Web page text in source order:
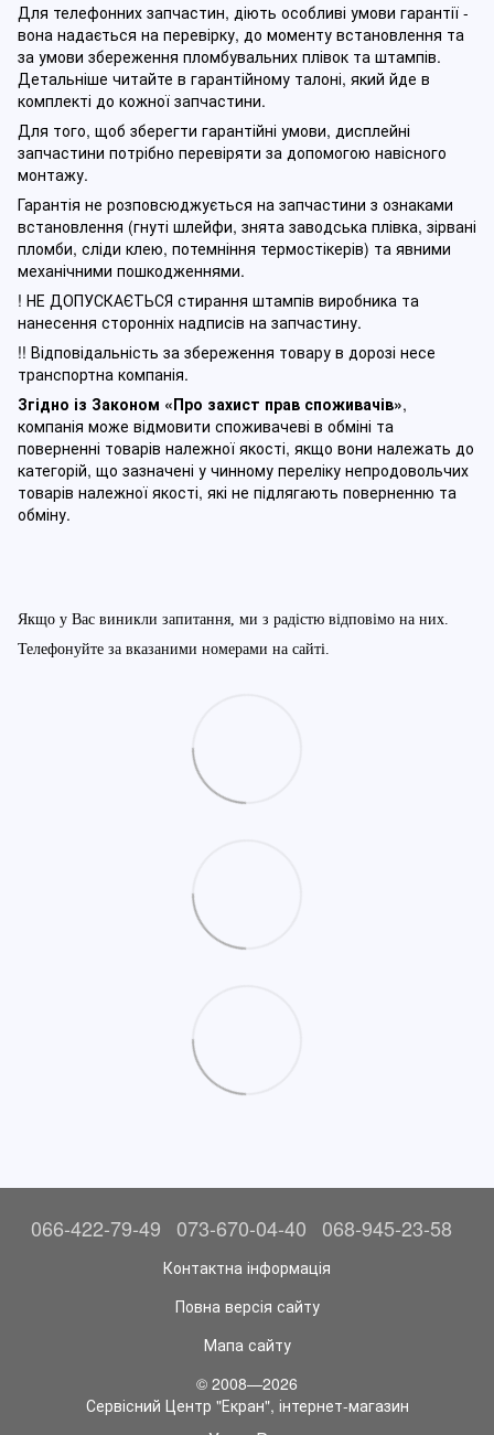
Для телефонних запчастин, діють особливі умови гарантії -
вона надається на перевірку, до моменту встановлення та
за умови збереження пломбувальних плівок та штампів.
Детальніше читайте в гарантійному талоні, який йде в
комплекті до кожної запчастини.
Для того, щоб зберегти гарантійні умови, дисплейні
запчастини потрібно перевіряти за допомогою навісного
монтажу.
Гарантія не розповсюджується на запчастини з ознаками
встановлення (гнуті шлейфи, знята заводська плівка, зірвані
пломби, сліди клею, потемніння термостікерів) та явними
механічними пошкодженнями.
! НЕ ДОПУСКАЄТЬСЯ стирання штампів виробника та
нанесення сторонніх надписів на запчастину.
!! Відповідальність за збереження товару в дорозі несе
транспортна компанія.
Згідно із Законом «Про захист прав споживачів»,
компанія може відмовити споживачеві в обміні та
поверненні товарів належної якості, якщо вони належать до
категорій, що зазначені у чинному переліку непродовольчих
товарів належної якості, які не підлягають поверненню та
обміну.
Якщо у Вас виникли запитання, ми з радістю відповімо на них.
Телефонуйте за вказаними номерами на сайті.
066-422-79-49 073-670-04-40 068-945-23-58
Контактна інформація
Повна версія сайту
Мапа сайту
© 2008—2026
Сервісний Центр "Екран", інтернет-магазин